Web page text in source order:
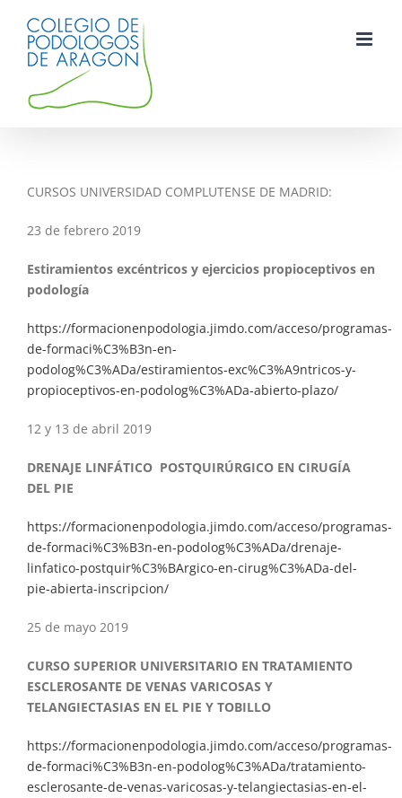
contenido
CURSOS UNIVERSIDAD COMPLUTENSE DE MADRID:
23 de febrero 2019
Estiramientos excéntricos y ejercicios propioceptivos en
podología
https://formacionenpodologia.jimdo.com/acceso/programas-
de-formaci%C3%B3n-en-
podolog%C3%ADa/estiramientos-exc%C3%A9ntricos-y-
propioceptivos-en-podolog%C3%ADa-abierto-plazo/
12 y 13 de abril 2019
DRENAJE LINFÁTICO POSTQUIRÚRGICO EN CIRUGÍA
DEL PIE
https://formacionenpodologia.jimdo.com/acceso/programas-
de-formaci%C3%B3n-en-podolog%C3%ADa/drenaje-
linfatico-postquir%C3%BArgico-en-cirug%C3%ADa-del-
pie-abierta-inscripcion/
25 de mayo 2019
CURSO SUPERIOR UNIVERSITARIO EN TRATAMIENTO
ESCLEROSANTE DE VENAS VARICOSAS Y
TELANGIECTASIAS EN EL PIE Y TOBILLO
https://formacionenpodologia.jimdo.com/acceso/programas-
de-formaci%C3%B3n-en-podolog%C3%ADa/tratamiento-
esclerosante-de-venas-varicosas-y-telangiectasias-en-el-